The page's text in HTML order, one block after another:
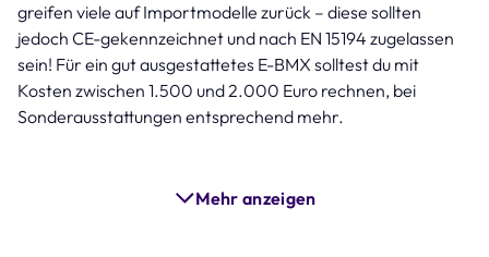
greifen viele auf Importmodelle zurück – diese sollten
jedoch CE-gekennzeichnet und nach EN 15194 zugelassen
sein! Für ein gut ausgestattetes E-BMX solltest du mit
Kosten zwischen 1.500 und 2.000 Euro rechnen, bei
Sonderausstattungen entsprechend mehr.
Mehr anzeigen